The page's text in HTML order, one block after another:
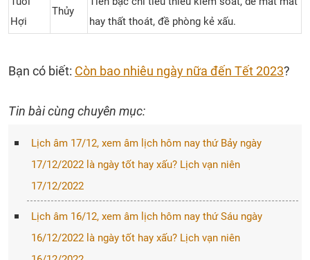
Hợi
Thủy
hay thất thoát, đề phòng kẻ xấu.
Bạn có biết: Còn bao nhiêu ngày nữa đến Tết 2023?
Tin bài cùng chuyên mục:
Lịch âm 17/12, xem âm lịch hôm nay thứ Bảy ngày
17/12/2022 là ngày tốt hay xấu? Lịch vạn niên
17/12/2022
Lịch âm 16/12, xem âm lịch hôm nay thứ Sáu ngày
16/12/2022 là ngày tốt hay xấu? Lịch vạn niên